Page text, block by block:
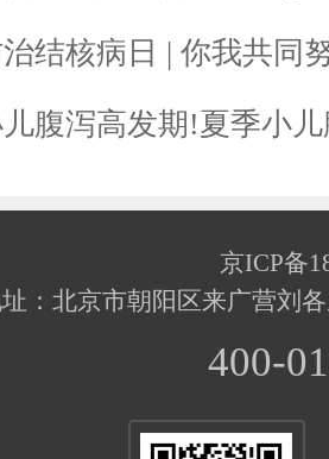
结核病日 | 你我共同
腹泻高发期!夏季小
京ICP备
：北京市朝阳区来广营刘
400-